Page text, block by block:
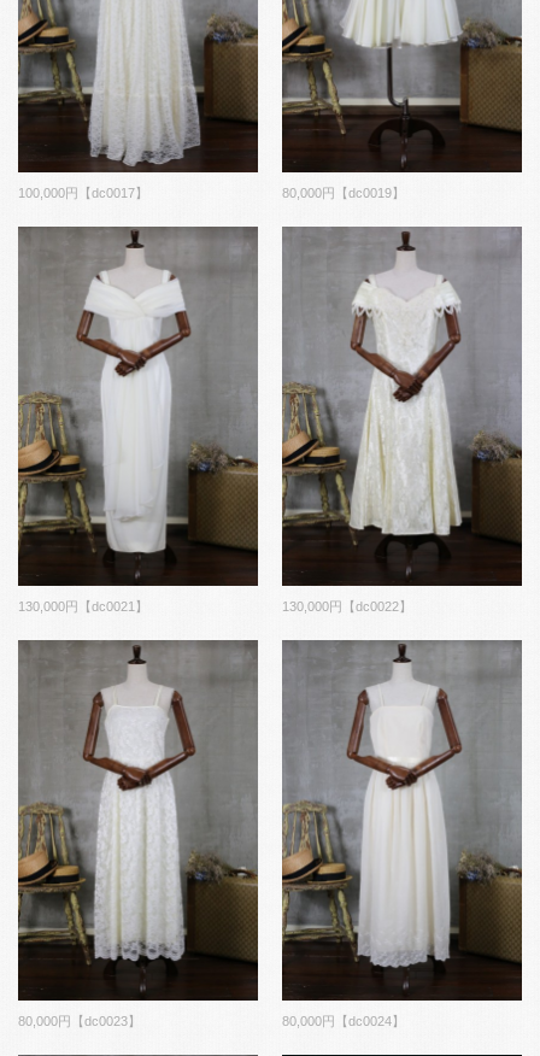
100,000円【dc0017】 80,000円【dc0019】
130,000円【dc0021】 130,000円【dc0022】
80,000円【dc0023】 80,000円【dc0024】